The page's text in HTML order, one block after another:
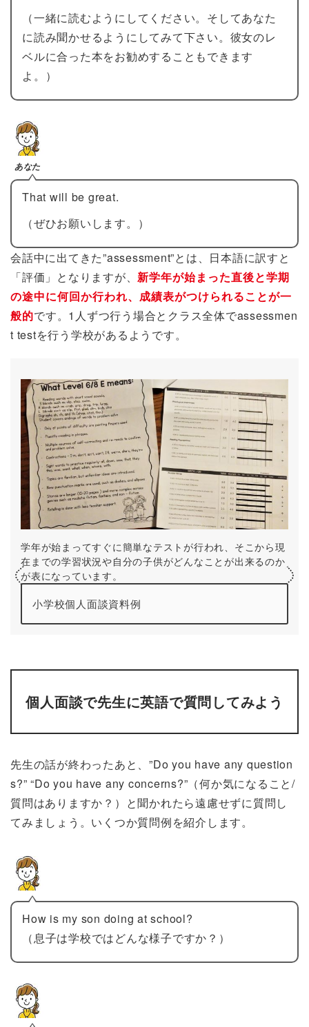
（一緒に読むようにしてください。そしてあなた
に読み聞かせるようにしてみて下さい。彼女のレ
ベルに合った本をお勧めすることもできます
よ。）
あなた
That will be great.
（ぜひお願いします。）
会話中に出てきた”assessment”とは、日本語に訳すと
「評価」となりますが、新学年が始まった直後と学期
の途中に何回か行われ、成績表がつけられることが一
般的です。1人ずつ行う場合とクラス全体でassessmen
t testを行う学校があるようです。
学年が始まってすぐに簡単なテストが行われ、そこから現
在までの学習状況や自分の子供がどんなことが出来るのか
が表になっています。
小学校個人面談資料例
個人面談で先生に英語で質問してみよう
先生の話が終わったあと、”Do you have any question
s?” “Do you have any concerns?”（何か気になること/
質問はありますか？）と聞かれたら遠慮せずに質問し
てみましょう。いくつか質問例を紹介します。
How is my son doing at school?
（息子は学校ではどんな様子ですか？）